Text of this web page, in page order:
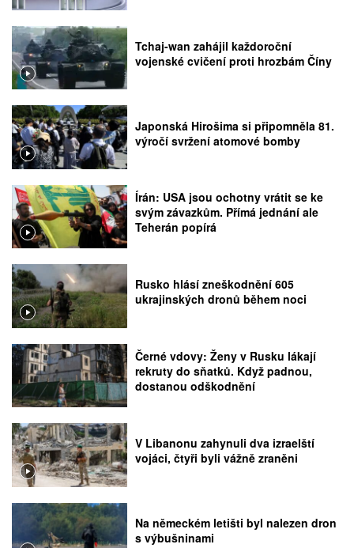
Tchaj-wan zahájil každoroční
vojenské cvičení proti hrozbám Číny
Japonská Hirošima si připomněla 81.
výročí svržení atomové bomby
Írán: USA jsou ochotny vrátit se ke
svým závazkům. Přímá jednání ale
Teherán popírá
Rusko hlásí zneškodnění 605
ukrajinských dronů během noci
Černé vdovy: Ženy v Rusku lákají
rekruty do sňatků. Když padnou,
dostanou odškodnění
V Libanonu zahynuli dva izraelští
vojáci, čtyři byli vážně zraněni
Na německém letišti byl nalezen dron
s výbušninami